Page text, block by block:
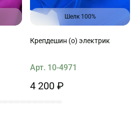
Шелк 100%
Крепдешин (о) электрик
Арт. 10-4971
4 200 ₽